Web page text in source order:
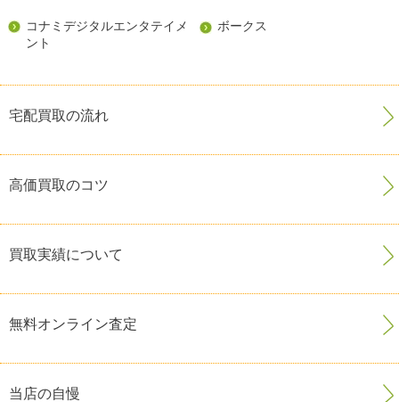
コナミデジタルエンタテイメ
ント
ボークス
宅配買取の流れ
高価買取のコツ
買取実績について
無料オンライン査定
当店の自慢